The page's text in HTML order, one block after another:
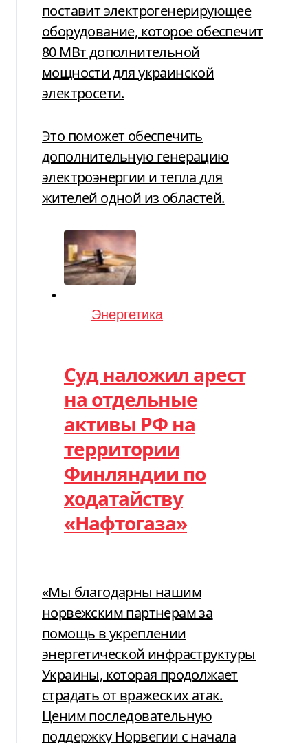
поставит электрогенерирующее
оборудование, которое обеспечит
80 МВт дополнительной
мощности для украинской
электросети.
Это поможет обеспечить
дополнительную генерацию
электроэнергии и тепла для
жителей одной из областей.
Категория
Энергетика
Суд наложил арест
на отдельные
активы РФ на
территории
Финляндии по
ходатайству
«Нафтогаза»
«Мы благодарны нашим
норвежским партнерам за
помощь в укреплении
энергетической инфраструктуры
Украины, которая продолжает
страдать от вражеских атак.
Ценим последовательную
поддержку Норвегии с начала